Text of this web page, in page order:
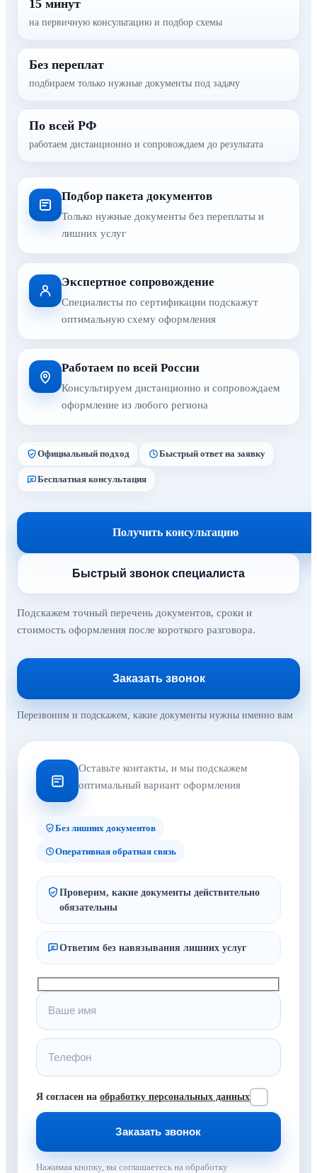
15 минут
на первичную консультацию и подбор схемы
Без переплат
подбираем только нужные документы под задачу
По всей РФ
работаем дистанционно и сопровождаем до результата
Подбор пакета документов
Только нужные документы без переплаты и
лишних услуг
Экспертное сопровождение
Специалисты по сертификации подскажут
оптимальную схему оформления
Работаем по всей России
Консультируем дистанционно и сопровождаем
оформление из любого региона
Официальный подход Быстрый ответ на заявку
Бесплатная консультация
Получить консультацию
Быстрый звонок специалиста
Подскажем точный перечень документов, сроки и
стоимость оформления после короткого разговора.
Заказать звонок
Перезвоним и подскажем, какие документы нужны именно вам
Оставьте контакты, и мы подскажем
оптимальный вариант оформления
Без лишних документов
Оперативная обратная связь
Проверим, какие документы действительно
обязательны
Ответим без навязывания лишних услуг
Я согласен на обработку персональных данных
Нажимая кнопку, вы соглашаетесь на обработку